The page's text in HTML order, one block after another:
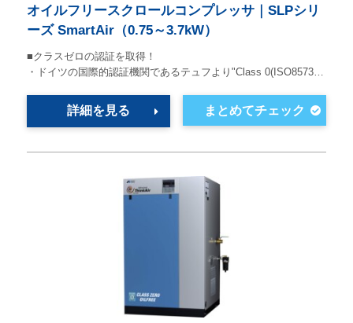
オイルフリースクロールコンプレッサ｜SLPシリ
ーズ SmartAir（0.75～3.7kW）
■クラスゼロの認証を取得！
・ドイツの国際的認証機関であるテュフより"Class 0(ISO8573…
詳細を見る